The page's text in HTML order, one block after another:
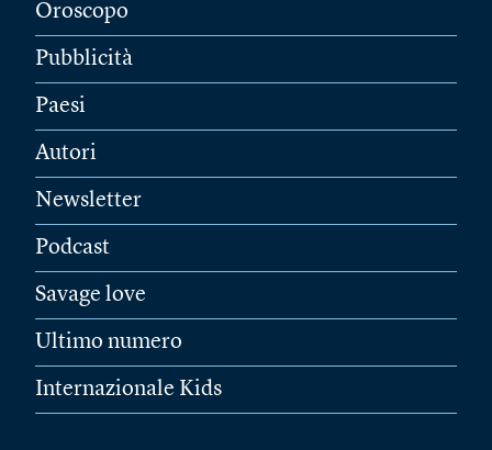
Oroscopo
Pubblicità
Paesi
Autori
Newsletter
Podcast
Savage love
Ultimo numero
Internazionale Kids